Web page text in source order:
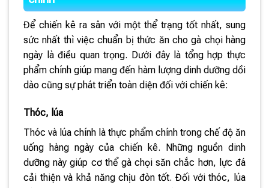
Để chiến kê ra sân với một thể trạng tốt nhất, sung
sức nhất thì việc chuẩn bị thức ăn cho gà chọi hàng
ngày là điều quan trọng. Dưới đây là tổng hợp thực
phẩm chính giúp mang đến hàm lượng dinh dưỡng dồi
dào cũng sự phát triển toàn diện đối với chiến kê:
Thóc, lúa
Thóc và lúa chính là thực phẩm chính trong chế độ ăn
uống hàng ngày của chiến kê. Những nguồn dinh
dưỡng này giúp cơ thể gà chọi săn chắc hơn, lực đá
cải thiện và khả năng chịu đòn tốt. Đối với thóc, lúa